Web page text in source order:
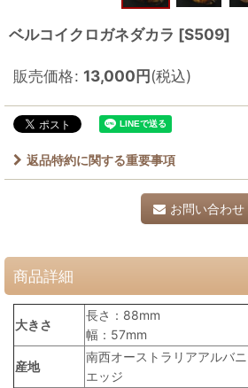
ベルコイクロガネダカラ [S509]
販売価格: 13,000円(税込)
返品特約に関する重要事項
お問い合わせ
商品詳細
大きさ
長さ：88mm
幅：57mm
産地
南西オーストラリアアルバ
エッジ